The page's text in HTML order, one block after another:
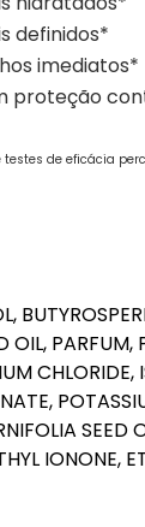
definidos*
imediatos*
proteção
de eficácia
OIL,
SEED
IONONE,